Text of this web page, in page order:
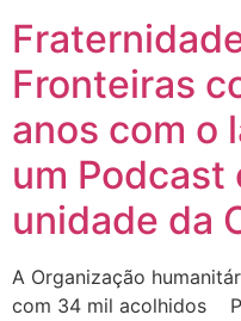
Fronteiras
anos com o
um Podcast
unidade da
A Organização
com 34 mil acolhidos